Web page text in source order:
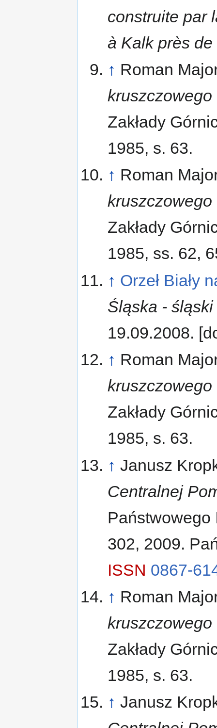
construite par
à Kalk près
↑ Roman
Zakłady
1985, s. 63.
↑ Roman
Zakłady
1985, ss. 62,
↑ Orzeł Biały
Śląska -
19.09.2008.
↑ Roman
Zakłady
1985, s. 63.
↑ Janusz
Centralnej
Państwowego
302, 2009.
ISSN 0867-
↑ Roman
Zakłady
1985, s. 63.
↑ Janusz